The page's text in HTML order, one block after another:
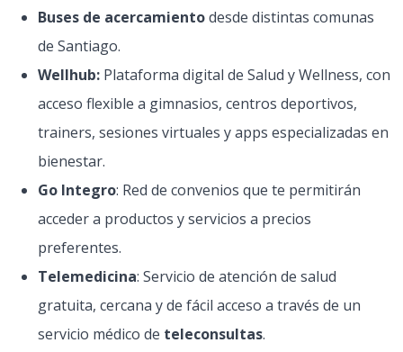
Buses de acercamientodesde distintas comunas
de Santiago.
Wellhub: Plataforma digital de Salud y Wellness, con
acceso flexible a gimnasios, centros deportivos,
trainers, sesiones virtuales y apps especializadas en
bienestar.
Go Integro: Red de convenios que te permitirán
acceder a productos y servicios a precios
preferentes.
Telemedicina: Servicio de atención de salud
gratuita, cercana y de fácil acceso a través de un
servicio médico de teleconsultas.